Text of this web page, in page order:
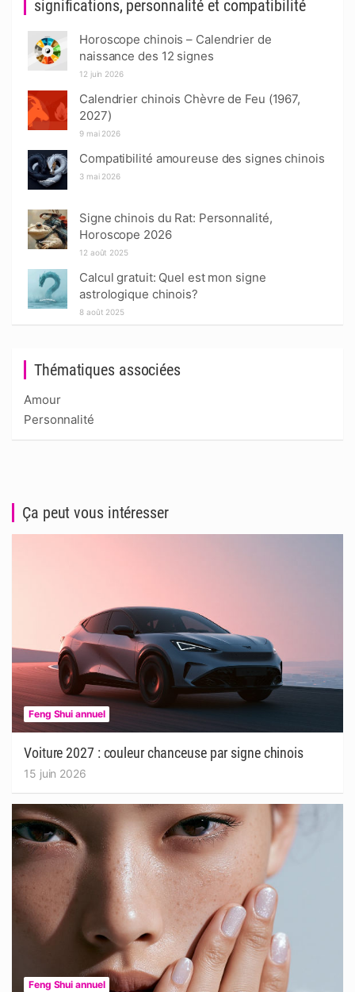
Thématiques associées
Amour
Personnalité
significations, personnalité et compatibilité
Horoscope chinois – Calendrier de
naissance des 12 signes
12 juin 2026
Calendrier chinois Chèvre de Feu (1967,
2027)
9 mai 2026
Compatibilité amoureuse des signes chinois
3 mai 2026
Signe chinois du Rat: Personnalité,
Horoscope 2026
12 août 2025
Calcul gratuit: Quel est mon signe
astrologique chinois?
8 août 2025
Ça peut vous intéresser
Feng Shui annuel
Voiture 2027 : couleur chanceuse par signe chinois
15 juin 2026
Feng Shui annuel